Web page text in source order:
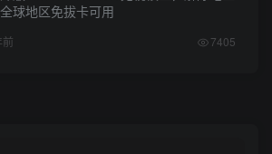
球地区免拔卡可用
7405